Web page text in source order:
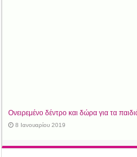
Ονειρεμένο δέντρο και δώρα για τα
8 Ιανουαρίου 2019